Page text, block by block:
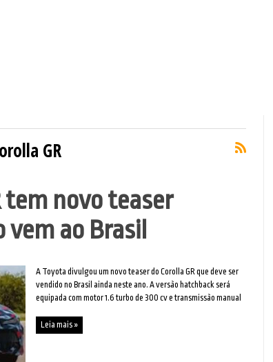
GR
tem novo teaser
ao Brasil
A Toyota divulgou um novo teaser do Corolla GR que deve ser
vendido no Brasil ainda neste ano. A versão hatchback será
equipada com motor 1.6 turbo de 300 cv e transmissão manual
Leia mais »